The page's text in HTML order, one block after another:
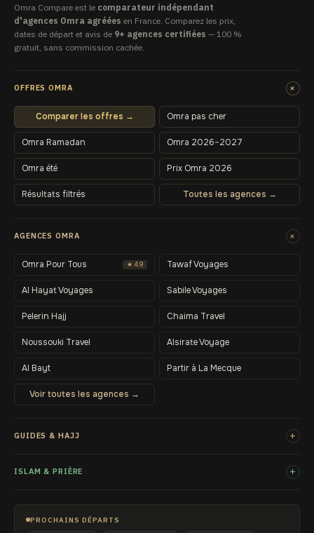
Omra Compare est le comparateur indépendant
d'agences Omra agréées en France. Comparez les prix,
dates de départ et avis de 9+ agences certifiées — 100 %
gratuit, sans commission cachée.
OFFRES OMRA +
Comparer les offres → Omra pas cher
Omra Ramadan Omra 2026–2027
Omra été Prix Omra 2026
Résultats filtrés Toutes les agences →
AGENCES OMRA +
Omra Pour Tous ★ 4.9 Tawaf Voyages
Al Hayat Voyages Sabile Voyages
Pelerin Hajj Chaima Travel
Noussouki Travel Alsirate Voyage
Al Bayt Partir à La Mecque
Voir toutes les agences →
GUIDES & HAJJ +
ISLAM & PRIÈRE +
PROCHAINS DÉPARTS